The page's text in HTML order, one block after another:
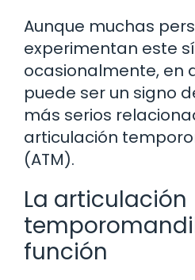
Aunque muchas
experimentan este
ocasionalmente, en
puede ser un signo
más serios
articulación
(ATM).
La articulación
función